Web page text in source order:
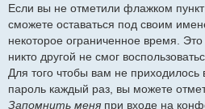
Если вы не отметили флажком пункт
сможете оставаться под своим
некоторое ограниченное время.
никто другой не смог
Для того чтобы вам не приходилось
пароль каждый раз, вы можете
Запомнить меня при входе на